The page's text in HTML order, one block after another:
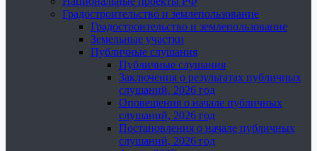
Градостроительство и землепользование
Градостроительство и землепользование
Земельные участки
Публичные слушания
Публичные слушания
Заключения о результатах публичных
слушаний, 2026 год
Оповещения о начале публичных
слушаний, 2026 год
Постановления о начале публичных
слушаний, 2026 год